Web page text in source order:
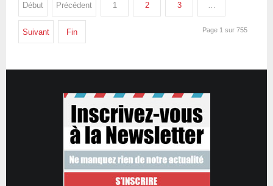
Début Précédent 1 2 3 …
Suivant Fin Page 1 sur 755